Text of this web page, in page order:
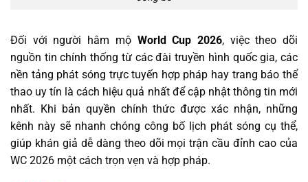
Đối với người hâm mộWorld Cup 2026, việc theo dõi
nguồn tin chính thống từ các đài truyền hình quốc gia, các
nền tảng phát sóng trực tuyến hợp pháp hay trang báo thể
thao uy tín là cách hiệu quả nhất để cập nhật thông tin mới
nhất. Khi bản quyền chính thức được xác nhận, những
kênh này sẽ nhanh chóng công bố lịch phát sóng cụ thể,
giúp khán giả dễ dàng theo dõi mọi trận cầu đỉnh cao của
WC 2026 một cách trọn vẹn và hợp pháp.